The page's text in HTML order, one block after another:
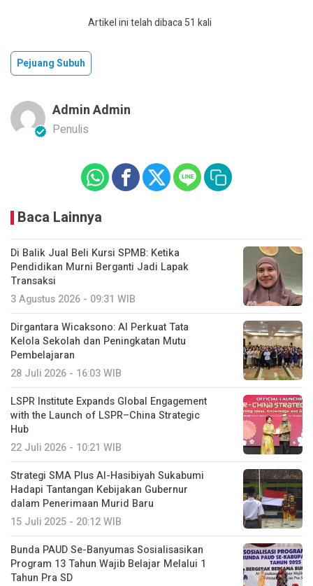
Artikel ini telah dibaca 51 kali
Pejuang Subuh
Admin Admin
Penulis
Baca Lainnya
Di Balik Jual Beli Kursi SPMB: Ketika
Pendidikan Murni Berganti Jadi Lapak
Transaksi
3 Agustus 2026 - 09:31 WIB
Dirgantara Wicaksono: AI Perkuat Tata
Kelola Sekolah dan Peningkatan Mutu
Pembelajaran
28 Juli 2026 - 16:03 WIB
LSPR Institute Expands Global Engagement
with the Launch of LSPR–China Strategic
Hub
22 Juli 2026 - 10:21 WIB
Strategi SMA Plus Al-Hasibiyah Sukabumi
Hadapi Tantangan Kebijakan Gubernur
dalam Penerimaan Murid Baru
15 Juli 2025 - 20:12 WIB
Bunda PAUD Se-Banyumas Sosialisasikan
Program 13 Tahun Wajib Belajar Melalui 1
Tahun Pra SD